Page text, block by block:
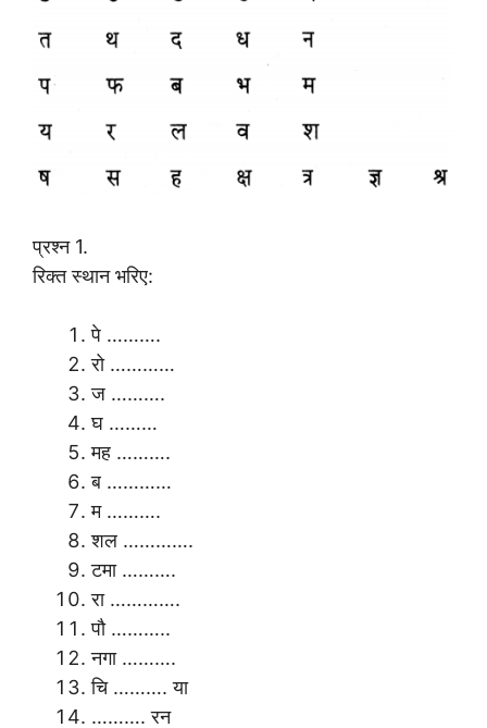
प्रश्न 1.
रिक्त स्थान भरिए:
पे ……….
रो …………
ज ……….
घ ………
मह ……….
ब …………
म ……….
शल ………….
टमा ……….
रा ………….
पौ ………..
नगा ……….
चि ………. या
………. रन